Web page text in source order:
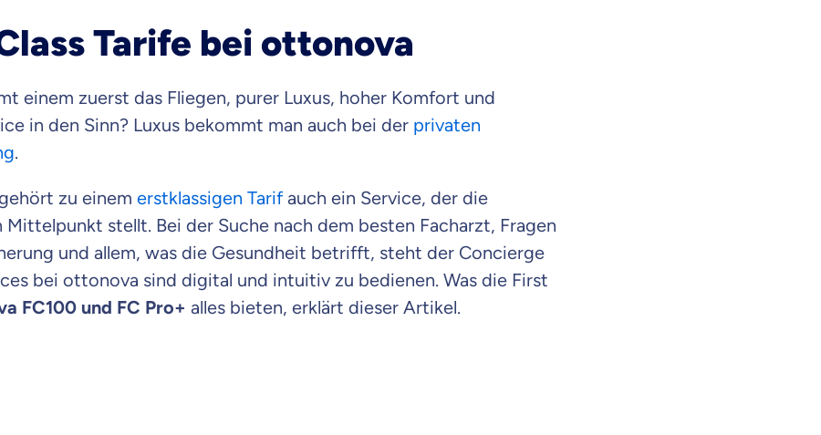
Tarife bei ottonova
einem zuerst das Fliegen, purer Luxus, hoher Komfort und
in den Sinn? Luxus bekommt man auch bei der privaten
.
zu einem erstklassigen Tarifauch ein Service, der die
stellt. Bei der Suche nach dem besten Facharzt, Fragen
und allem, was die Gesundheit betrifft, steht der Concierge
bei ottonova sind digital und intuitiv zu bedienen. Was die First
FC100 und FC Pro+ alles bieten, erklärt dieser Artikel.
wichtig ist, dass du
Beratung
du dich aus Überzeugung für uns entscheidest.
Unterschiede in Versicherungen zu verstehen
dich beraten?
wählen